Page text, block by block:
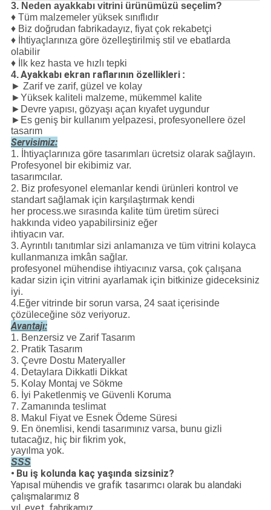
3. Neden ayakkabı vitrini ürünümüzü seçelim?
♦ Tüm malzemeler yüksek sınıflıdır
♦ Biz doğrudan fabrikadayız, fiyat çok rekabetçi
♦ İhtiyaçlarınıza göre özelleştirilmiş stil ve ebatlarda
olabilir
♦ İlk kez hasta ve hızlı tepki
4.Ayakkabı ekran raflarının özellikleri :
► Zarif ve zarif, güzel ve kolay
►Yüksek kaliteli malzeme, mükemmel kalite
►Devre yapısı, gözyaşı açan kıyafet uygundur
►Es geniş bir kullanım yelpazesi, profesyonellere özel
tasarım
Servisimiz:
1. İhtiyaçlarınıza göre tasarımları ücretsiz olarak sağlayın.
Profesyonel bir ekibimiz var.
tasarımcılar.
2. Biz profesyonel elemanlar kendi ürünleri kontrol ve
standart sağlamak için karşılaştırmak kendi
her process.we sırasında kalite tüm üretim süreci
hakkında video yapabilirsiniz eğer
ihtiyacın var.
3. Ayrıntılı tanıtımlar sizi anlamanıza ve tüm vitrini kolayca
kullanmanıza imkân sağlar.
profesyonel mühendise ihtiyacınız varsa, çok çalışana
kadar sizin için vitrini ayarlamak için bitkinize gideceksiniz
iyi.
4.Eğer vitrinde bir sorun varsa, 24 saat içerisinde
çözüleceğine söz veriyoruz.
Avantajı:
1. Benzersiz ve Zarif Tasarım
2. Pratik Tasarım
3. Çevre Dostu Materyaller
4. Detaylara Dikkatli Dikkat
5. Kolay Montaj ve Sökme
6. İyi Paketlenmiş ve Güvenli Koruma
7. Zamanında teslimat
8. Makul Fiyat ve Esnek Ödeme Süresi
9. En önemlisi, kendi tasarımınız varsa, bunu gizli
tutacağız, hiç bir fikrim yok,
yayılma yok.
SSS
• Bu iş kolunda kaç yaşında sizsiniz?
Yapısal mühendis ve grafik tasarımcı olarak bu alandaki
çalışmalarımız 8